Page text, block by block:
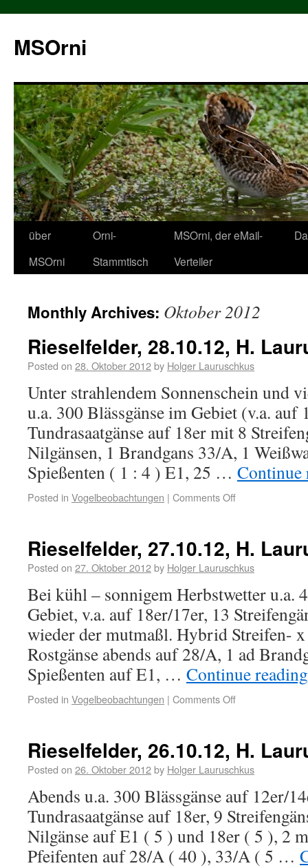
MSOrni
über
MSOrni
Orni-
Stammtisch
MSOrni, der eMail-
Verteiler
Monthly Archives: Oktober 2012
Rieselfelder, 28.10.12, H.
Posted on 28. Oktober 2012by Holger Lauruschkus
Unter strahlendem Sonnenschein und
u.a. 300 Blässgänse im Gebiet (v.a. auf
Tundrasaatgänse auf 18er mit 8
Nilgänsen, 1 Brandgans 33/A, 1
Spießenten ( 1 : 4 ) E1, 25 …
Posted in Vogelbeobachtungen | Comments Off
Rieselfelder, 27.10.12, H.
Posted on 27. Oktober 2012by Holger Lauruschkus
Bei kühl – sonnigem Herbstwetter u.a.
Gebiet, v.a. auf 18er/17er, 13
wieder der mutmaßl. Hybrid Streifen- x
Rostgänse abends auf 28/A, 1 ad
Spießenten auf E1, … Continue
Posted in Vogelbeobachtungen | Comments Off
Rieselfelder, 26.10.12, H.
Posted on 26. Oktober 2012by Holger Lauruschkus
Abends u.a. 300 Blässgänse auf 12er/
Tundrasaatgänse auf 18er, 9
Nilgänse auf E1 ( 5 ) und 18er ( 5 ), 2
Pfeifenten auf 28/A ( 40 ), 33/A ( 5 …